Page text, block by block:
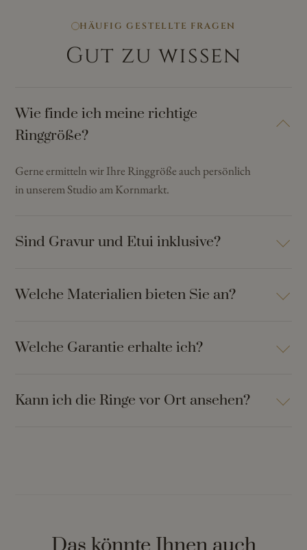
HÄUFIG GESTELLTE FRAGEN
Gut zu wissen
Wie finde ich meine richtige
Ringgröße?
Gerne ermitteln wir Ihre Ringgröße auch persönlich
in unserem Studio am Kornmarkt.
Sind Gravur und Etui inklusive?
Welche Materialien bieten Sie an?
Welche Garantie erhalte ich?
Kann ich die Ringe vor Ort ansehen?